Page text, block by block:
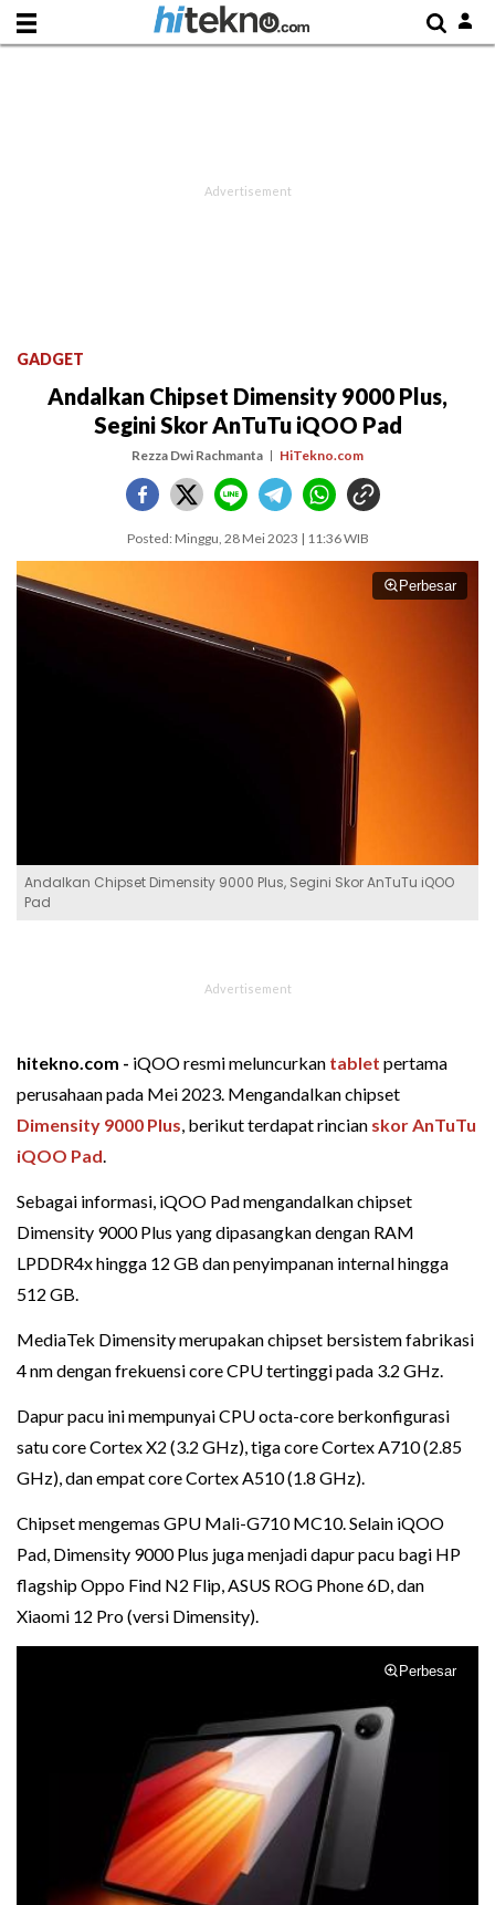
GADGET
Andalkan Chipset Dimensity 9000 Plus,
Segini Skor AnTuTu iQOO Pad
Rezza Dwi Rachmanta HiTekno.com
Posted: Minggu, 28 Mei 2023 | 11:36 WIB
Perbesar
Andalkan Chipset Dimensity 9000 Plus, Segini Skor AnTuTu iQOO
Pad
hitekno.com - iQOO resmi meluncurkan tablet pertama
perusahaan pada Mei 2023. Mengandalkan chipset
Dimensity 9000 Plus, berikut terdapat rincian skor AnTuTu
iQOO Pad.
Sebagai informasi, iQOO Pad mengandalkan chipset
Dimensity 9000 Plus yang dipasangkan dengan RAM
LPDDR4x hingga 12 GB dan penyimpanan internal hingga
512 GB.
MediaTek Dimensity merupakan chipset bersistem fabrikasi
4 nm dengan frekuensi core CPU tertinggi pada 3.2 GHz.
Dapur pacu ini mempunyai CPU octa-core berkonfigurasi
satu core Cortex X2 (3.2 GHz), tiga core Cortex A710 (2.85
GHz), dan empat core Cortex A510 (1.8 GHz).
Chipset mengemas GPU Mali-G710 MC10. Selain iQOO
Pad, Dimensity 9000 Plus juga menjadi dapur pacu bagi HP
flagship Oppo Find N2 Flip, ASUS ROG Phone 6D, dan
Xiaomi 12 Pro (versi Dimensity).
Perbesar